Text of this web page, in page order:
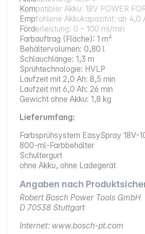
Kompatibler Akku: 18V POWER
Empfohlene Akkukapazität: ab 4,0
Förderleistung: 0 – 100 ml/min
Farbauftrag (Fläche): 1 m²
Behältervolumen: 0,80 l
Schlauchlänge: 1,3 m
Sprühtechnologie: HVLP
Laufzeit mit 2,0 Ah: 8,5 min
Laufzeit mit 6,0 Ah: 26 min
Gewicht ohne Akku: 1,8 kg
Lieferumfang:
Farbsprühsystem EasySpray 18V-
800-ml-Farbbehälter
Schultergurt
ohne Akku, ohne Ladegerät
Angaben nach
Robert Bosch Power Tools GmbH
D 70538 Stuttgart
Internet: www.bosch-pt.com